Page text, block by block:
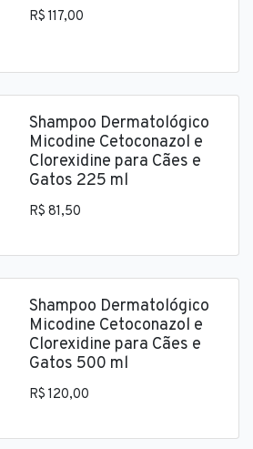
R$ 117,00
Shampoo Dermatológico
Micodine Cetoconazol e
Clorexidine para Cães e
Gatos 225 ml
R$ 81,50
Shampoo Dermatológico
Micodine Cetoconazol e
Clorexidine para Cães e
Gatos 500 ml
R$ 120,00